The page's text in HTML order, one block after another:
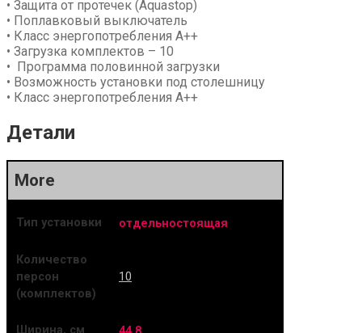
• Защита от протечек (Aquastop)
• Поплавковый выключатель
• Класс энергопотребления А++
• Загрузка комплектов – 10
• Программа половинной загрузки
• Возможность установки под столешницу
• Класс энергопотребления А++
Детали
More
Тип установки отдельностоящая
Количество
персон
(комплектов)
10